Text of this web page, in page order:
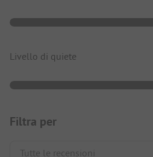
Livello di quiete
Filtra per